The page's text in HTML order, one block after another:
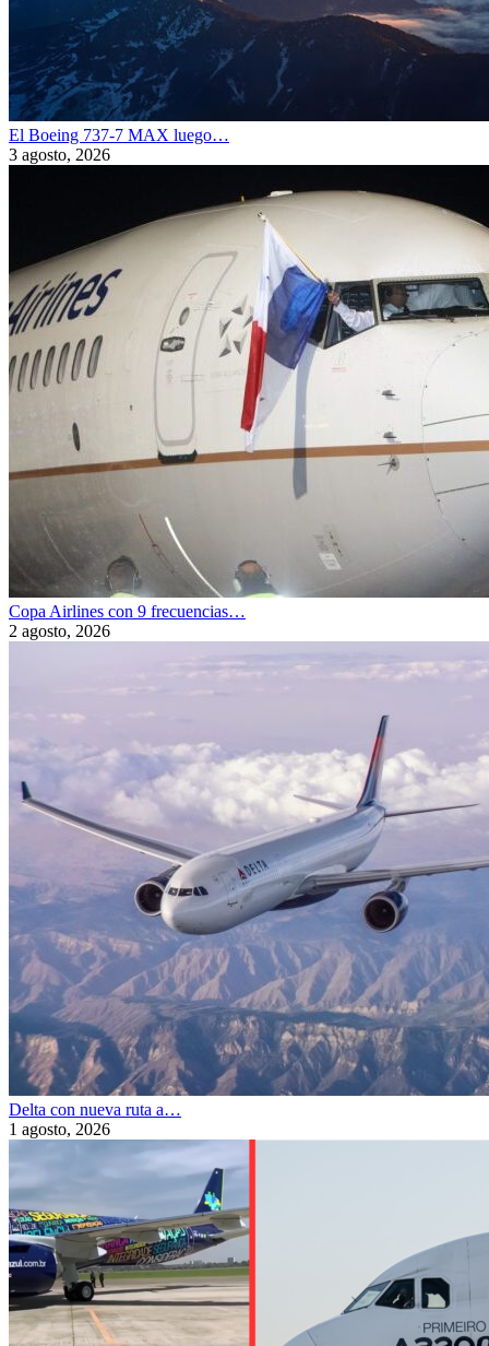
El Boeing 737-7 MAX luego…
3 agosto, 2026
Copa Airlines con 9 frecuencias…
2 agosto, 2026
Delta con nueva ruta a…
1 agosto, 2026